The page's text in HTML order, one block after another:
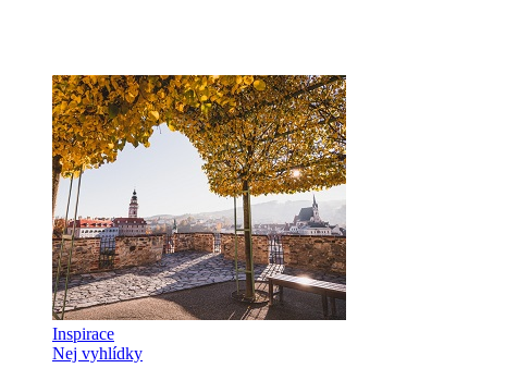
Inspirace
Nej vyhlídky